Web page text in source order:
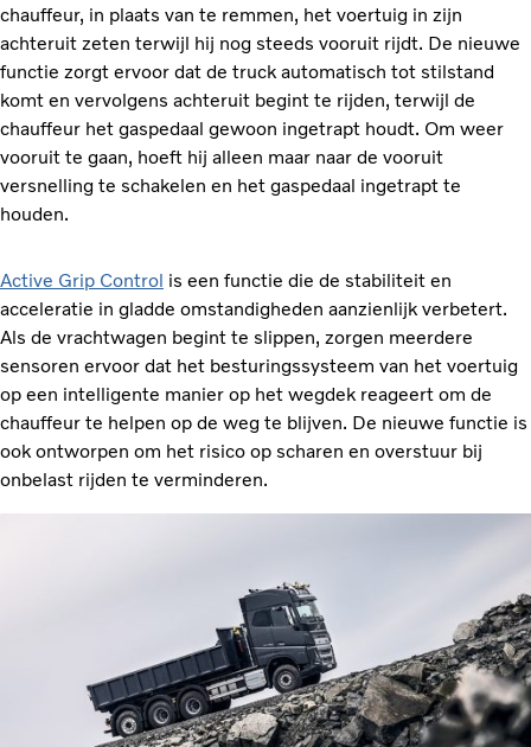
chauffeur, in plaats van te remmen, het voertuig in zijn
achteruit zeten terwijl hij nog steeds vooruit rijdt. De nieuwe
functie zorgt ervoor dat de truck automatisch tot stilstand
komt en vervolgens achteruit begint te rijden, terwijl de
chauffeur het gaspedaal gewoon ingetrapt houdt. Om weer
vooruit te gaan, hoeft hij alleen maar naar de vooruit
versnelling te schakelen en het gaspedaal ingetrapt te
houden.
Active Grip Control is een functie die de stabiliteit en
acceleratie in gladde omstandigheden aanzienlijk verbetert.
Als de vrachtwagen begint te slippen, zorgen meerdere
sensoren ervoor dat het besturingssysteem van het voertuig
op een intelligente manier op het wegdek reageert om de
chauffeur te helpen op de weg te blijven. De nieuwe functie is
ook ontworpen om het risico op scharen en overstuur bij
onbelast rijden te verminderen.